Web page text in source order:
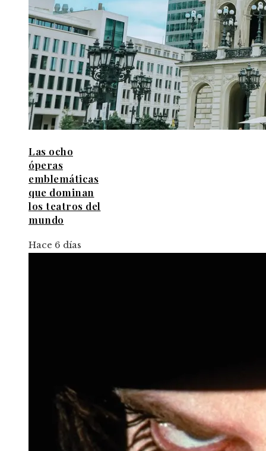
Las ocho
óperas
emblemáticas
que dominan
los teatros del
mundo
Hace 6 días